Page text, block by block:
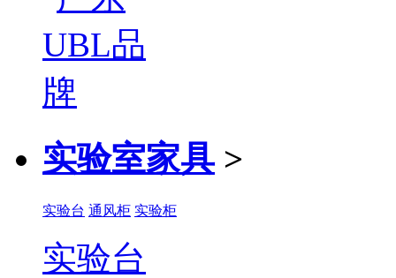
实验室家具 >
实验台 通风柜 实验柜
实验台